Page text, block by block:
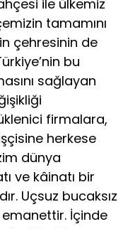
ile ülkemiz
tamamını
çehresinin de
bu
sağlayan
firmalara,
herkese
dünya
ve kâinatı bir
Uçsuz bucaksız
İçinde